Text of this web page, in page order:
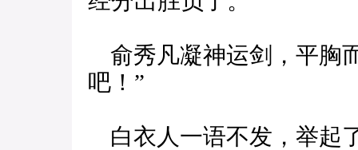
俞秀凡凝神运剑，平胸
吧！”
白衣人一语不发，举起